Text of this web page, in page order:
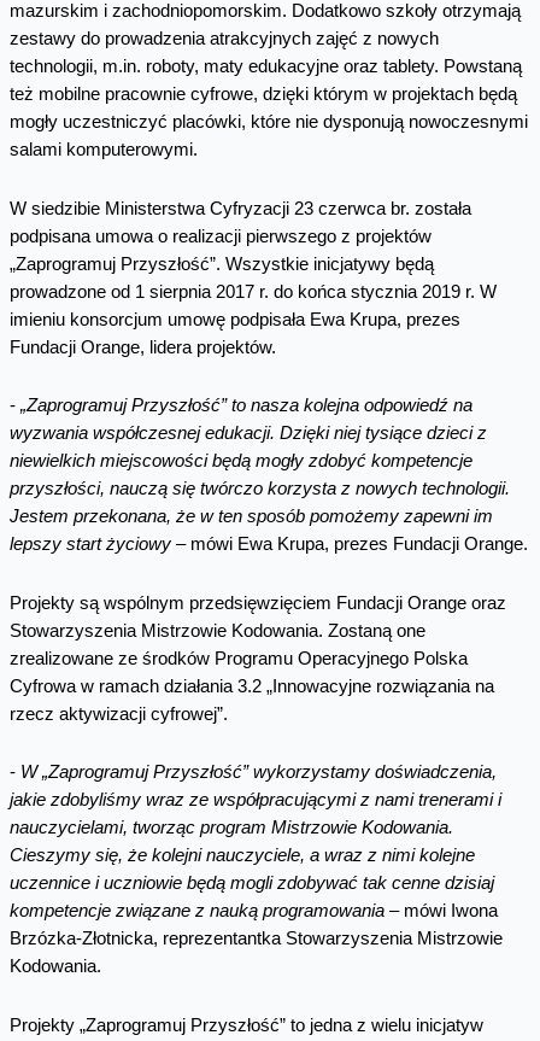
mazurskim i zachodniopomorskim. Dodatkowo szkoły otrzymają
zestawy do prowadzenia atrakcyjnych zajęć z nowych
technologii, m.in. roboty, maty edukacyjne oraz tablety. Powstaną
też mobilne pracownie cyfrowe, dzięki którym w projektach będą
mogły uczestniczyć placówki, które nie dysponują nowoczesnymi
salami komputerowymi.
W siedzibie Ministerstwa Cyfryzacji 23 czerwca br. została
podpisana umowa o realizacji pierwszego z projektów
„Zaprogramuj Przyszłość”. Wszystkie inicjatywy będą
prowadzone od 1 sierpnia 2017 r. do końca stycznia 2019 r. W
imieniu konsorcjum umowę podpisała Ewa Krupa, prezes
Fundacji Orange, lidera projektów.
- „Zaprogramuj Przyszłość” to nasza kolejna odpowiedź na
wyzwania współczesnej edukacji. Dzięki niej tysiące dzieci z
niewielkich miejscowości będą mogły zdobyć kompetencje
przyszłości, nauczą się twórczo korzysta z nowych technologii.
Jestem przekonana, że w ten sposób pomożemy zapewni im
lepszy start życiowy– mówi Ewa Krupa, prezes Fundacji Orange.
Projekty są wspólnym przedsięwzięciem Fundacji Orange oraz
Stowarzyszenia Mistrzowie Kodowania. Zostaną one
zrealizowane ze środków Programu Operacyjnego Polska
Cyfrowa w ramach działania 3.2 „Innowacyjne rozwiązania na
rzecz aktywizacji cyfrowej”.
- W „Zaprogramuj Przyszłość” wykorzystamy doświadczenia,
jakie zdobyliśmy wraz ze współpracującymi z nami trenerami i
nauczycielami, tworząc program Mistrzowie Kodowania.
Cieszymy się, że kolejni nauczyciele, a wraz z nimi kolejne
uczennice i uczniowie będą mogli zdobywać tak cenne dzisiaj
kompetencje związane z nauką programowania– mówi Iwona
Brzózka-Złotnicka, reprezentantka Stowarzyszenia Mistrzowie
Kodowania.
Projekty „Zaprogramuj Przyszłość” to jedna z wielu inicjatyw